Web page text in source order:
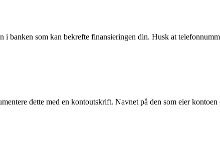
i banken som kan bekrefte finansieringen din. Husk at
dette med en kontoutskrift. Navnet på den som eier